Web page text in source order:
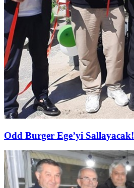
Odd Burger Ege’yi Sallayacak!